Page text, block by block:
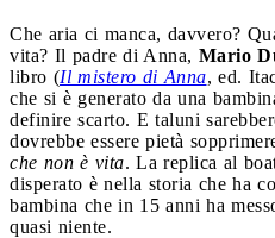
Che aria ci manca, davvero?
vita? Il padre di Anna, Mario
libro (Il mistero di Anna, ed.
che si è generato da una
definire scarto. E taluni
dovrebbe essere pietà
che non è vita. La replica al
disperato è nella storia che ha
bambina che in 15 anni ha
quasi niente.